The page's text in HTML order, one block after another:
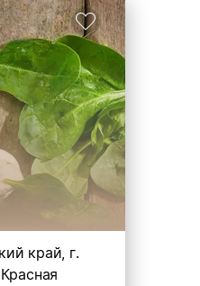
край, г.